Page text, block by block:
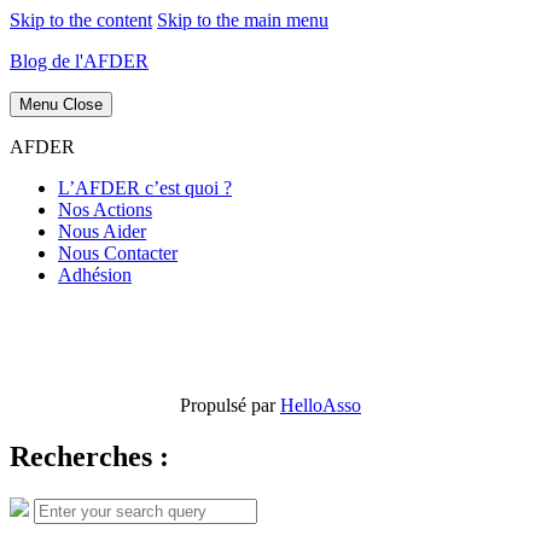
Skip to the content Skip to the main menu
Blog de l'AFDER
Menu Close
AFDER
L’AFDER c’est quoi ?
Nos Actions
Nous Aider
Nous Contacter
Adhésion
Propulsé parHelloAsso
Recherches :
Search
for:
Search